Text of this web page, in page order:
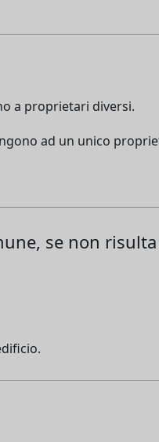
a proprietari diversi.
ad un unico
se non